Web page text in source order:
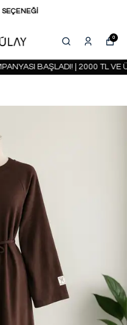
0
BAŞLADI! | 2000 TL VE